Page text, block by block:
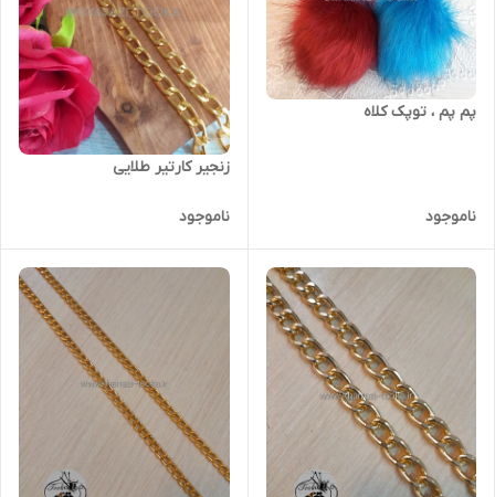
پم پم ، توپک کلاه
ناموجود
زنجیر کارتیر طلایی
ناموجود